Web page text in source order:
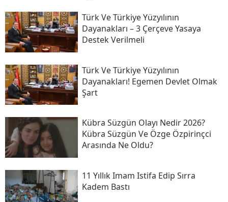
Türk Ve Türkiye Yüzyılının
Dayanakları – 3 Çerçeve Yasaya
Destek Verilmeli
Türk Ve Türkiye Yüzyılının
Dayanakları! Egemen Devlet Olmak
Şart
Kübra Süzgün Olayı Nedir 2026?
Kübra Süzgün Ve Özge Özpirinçci
Arasında Ne Oldu?
11 Yıllık Imam Istifa Edip Sırra
Kadem Bastı